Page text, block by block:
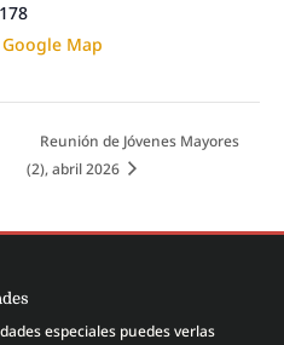
Map
Reunión de Jóvenes Mayores
(2), abril 2026
especiales puedes verlas